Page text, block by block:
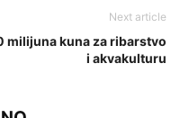
Next article
milijuna kuna za ribarstvo
i akvakulturu